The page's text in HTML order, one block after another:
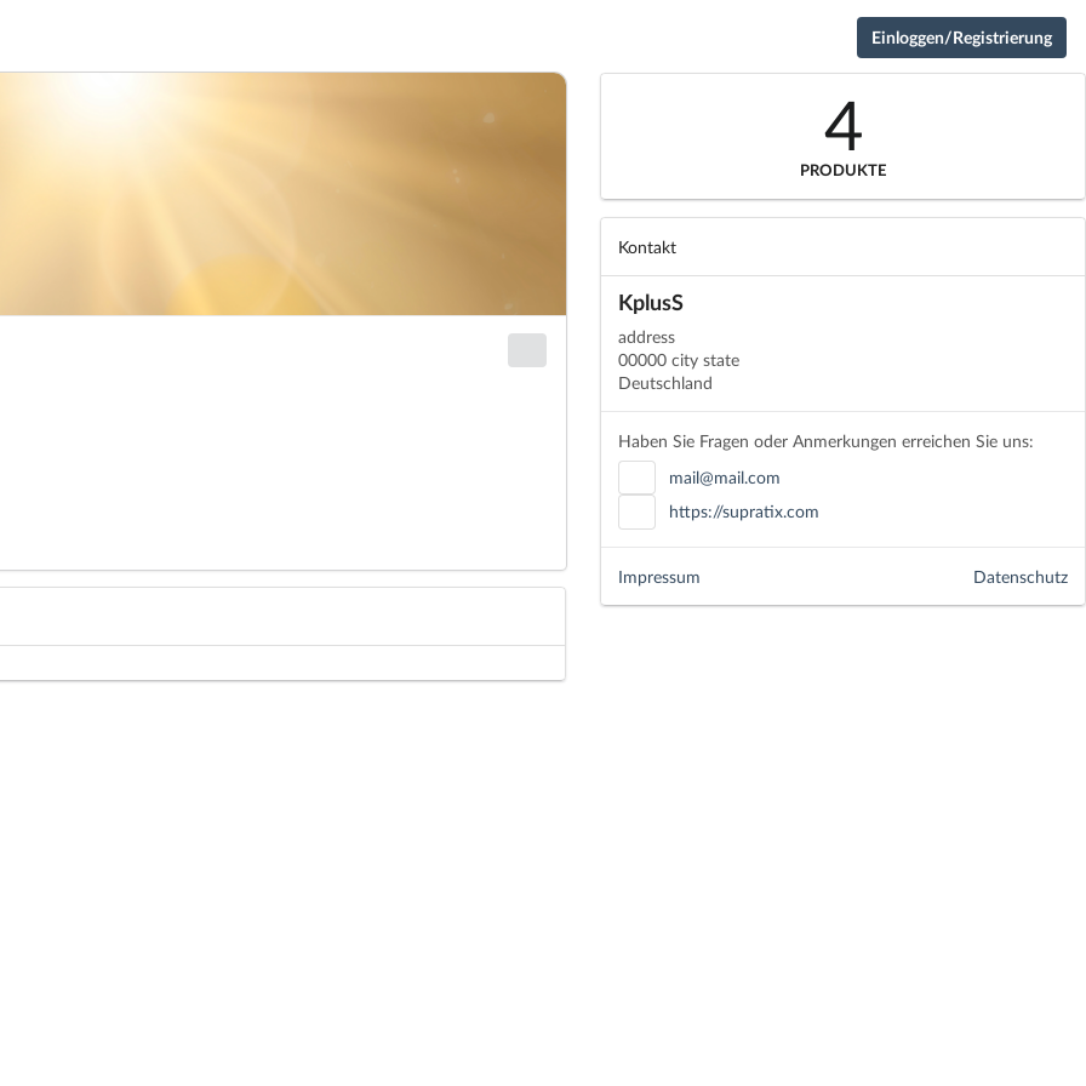
Einloggen/Registrierung
4
PRODUKTE
Kontakt
KplusS
address
00000 city state
Deutschland
Haben Sie Fragen oder Anmerkungen erreichen Sie uns:
mail@mail.com
https://supratix.com
Datenschutz
Impressum